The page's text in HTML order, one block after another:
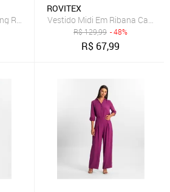
Rovitex Roxo
ROVITEX
Vestido Midi Em Ribana
R$129,99 - 48%
R$ 67,99